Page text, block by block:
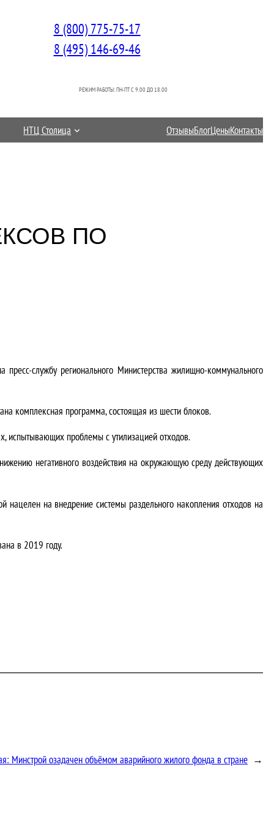
8 (800) 775-75-17
8 (495) 146-69-46
РЕЖИМ РАБОТЫ: ПН-ПТ C 9.00 ДО 18.00
НТЦ Столица ОтзывыБлогЦеныКонтакты
ПО
службу регионального Министерства жилищно-коммунального
комплексная программа, состоящая из шести блоков.
испытывающих проблемы с утилизацией отходов.
негативного воздействия на окружающую среду действующих
на внедрение системы раздельного накопления отходов на
в 2019 году.
Минстрой озадачен объёмом аварийного жилого фонда в стране →